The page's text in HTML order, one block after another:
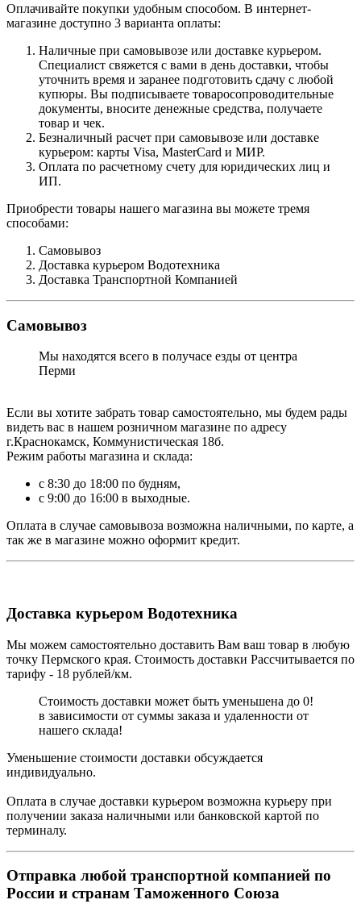
Оплачивайте покупки удобным способом. В интернет-
магазине доступно 3 варианта оплаты:
Наличные при самовывозе или доставке курьером.
Специалист свяжется с вами в день доставки, чтобы
уточнить время и заранее подготовить сдачу с любой
купюры. Вы подписываете товаросопроводительные
документы, вносите денежные средства, получаете
товар и чек.
Безналичный расчет при самовывозе или доставке
курьером: карты Visa, MasterCard и МИР.
Оплата по расчетному счету для юридических лиц и
ИП.
Приобрести товары нашего магазина вы можете тремя
способами:
Самовывоз
Доставка курьером Водотехника
Доставка Транспортной Компанией
Самовывоз
Мы находятся всего в получасе езды от центра
Перми
Если вы хотите забрать товар самостоятельно, мы будем рады
видеть вас в нашем розничном магазине по адресу
г.Краснокамск, Коммунистическая 18б.
Режим работы магазина и склада:
с 8:30 до 18:00 по будням,
с 9:00 до 16:00 в выходные.
Оплата в случае самовывоза возможна наличными, по карте, а
так же в магазине можно оформит кредит.
Доставка курьером Водотехника
Мы можем самостоятельно доставить Вам ваш товар в любую
точку Пермского края. Стоимость доставки Рассчитывается по
тарифу - 18 рублей/км.
Стоимость доставки может быть уменьшена до 0!
в зависимости от суммы заказа и удаленности от
нашего склада!
Уменьшение стоимости доставки обсуждается
индивидуально.
Оплата в случае доставки курьером возможна курьеру при
получении заказа наличными или банковской картой по
терминалу.
Отправка любой транспортной компанией по
России и странам Таможенного Союза